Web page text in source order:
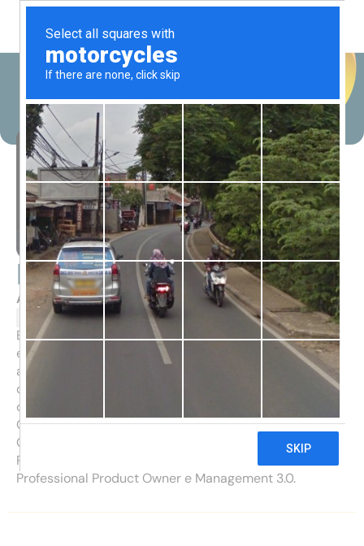
Marcelo Paiva
Agile Trainer
mpaiva1972
Enterprise Agile Coach e trainer, apoio clientes na
execução de estratégia de transformação. Mais de 20
anos de experiência em TI, tendo atuado como analista
de sistemas, líder de equipe, gerente de projeto, gestor
de serviços e consultor em estratégia. Bacharel em
Ciências da Computação pela UNESP e tecnólogo em
Gestão Empresarial pela FATEC. Certificado SAFe
Practice Consultant, KMP I, Professional Scrum Master,
Professional Product Owner e Management 3.0.